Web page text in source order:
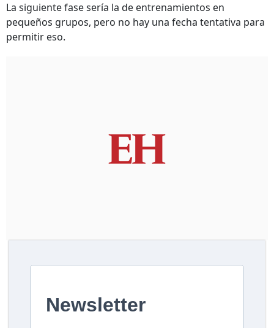
La siguiente fase sería la de entrenamientos en
pequeños grupos, pero no hay una fecha tentativa para
permitir eso.